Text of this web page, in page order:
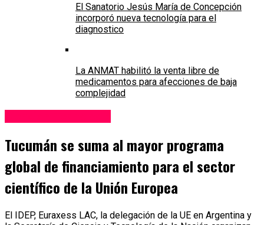
El Sanatorio Jesús María de Concepción
incorporó nueva tecnología para el
diagnostico
La ANMAT habilitó la venta libre de
medicamentos para afecciones de baja
complejidad
Tucumán se suma al mayor programa
global de financiamiento para el sector
científico de la Unión Europea
El IDEP, Euraxess LAC, la delegación de la UE en Argentina y